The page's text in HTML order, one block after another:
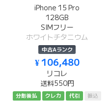
iPhone 15 Pro
128GB
SIMフリー
ホワイトチタニウム
中古Aランク
¥ 106,480
リコレ
送料550円
分割後払 クレカ 代引 振込